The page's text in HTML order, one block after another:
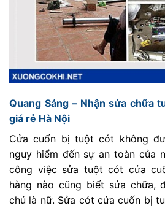
Quang Sáng – Nhận sửa chữa
giá rẻ Hà Nội
Cửa cuốn bị tuột cót không
nguy hiểm đến sự an toàn của
công việc sửa tuột cót cửa
hàng nào cũng biết sửa chữa,
chủ là nữ. Sửa cót cửa cuốn bị